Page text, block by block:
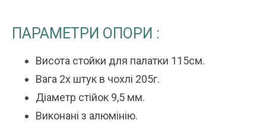
ПАРАМЕТРИ ОПОРИ :
Висота стойки для палатки 115см.
Вага 2х штук в чохлі 205г.
Діаметр стійок 9,5 мм.
Виконані з алюмінію.